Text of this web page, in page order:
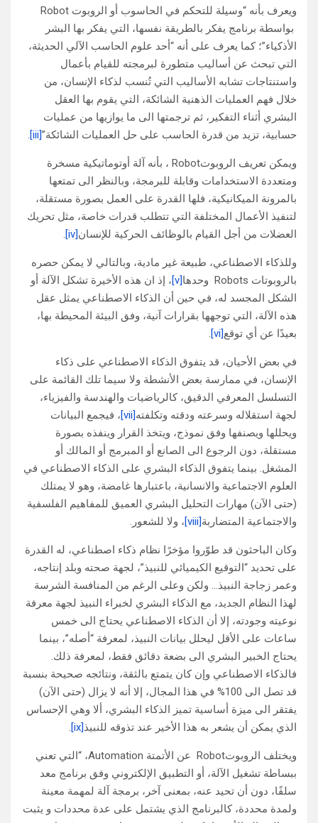
ويعرف بأنه “وسيلة للتحكم في الحاسوب أو الروبوت Robot
بواسطة برنامج يفكر بالطريقة نفسها، التي يفكر بها البشر
الأذكياء”؛ كما يعرف على أنه “أحد علوم الحاسب الآلي الحديثة،
التي تبحث عن أساليب متطورة لبرمجته للقيام بأعمال
واستنتاجات تشابه الأساليب التي تُنسب لذكاء الإنسان، من
خلال فهم العمليات الذهنية الشائكة، التي يقوم بها العقل
البشري أثناء التفكير، ثم ترجمتها الى ما يوازيها من عمليات
حسابية، تزيد من قدرة الحاسب على حل العمليات الشائكة”[iii]
.
ويمكن تعريف الروبوتRobot ، بأنه آلة أوتوماتيكية مسخرة
ومتعددة الاستخدامات وقابلة للبرمجة، وبالنظر الى تمتعها
بالمرونة الميكانيكية، فلها القدرة على العمل بصورة مستقلة،
لتنفيذ الأعمال المختلفة التي تتطلب قدرات خاصة، مثل تحريك
العضلات من أجل القيام بالوظائف الحركية للإنسان[iv]
.
وللذكاء الاصطناعي، طبيعة غير مادية، وبالتالي لا يمكن حصره
بالروبوتات Robots وحدها
[v]
، إذ ان هذه الأخيرة تشكل الآلة أو
الشكل المجسد له، في حين أن الذكاء الاصطناعي يمثل عقل
هذه الآلة، التي توجهها بقرارات آنية، وفق البيئة المحيطة بها،
بعيدًا عن أي توقع[vi]
.
في بعض الأحيان، قد يتفوق الذكاء الاصطناعي على ذكاء
الإنسان، في ممارسة بعض الأنشطة ولا سيما تلك القائمة على
التسلسل المعرفي الدقيق، كالرياضيات والهندسة والفيزياء،
لجهة استقلاله وسرعته ودقته وتكلفته[vii]
، فيجمع البيانات
ويحللها ويصنفها وفق نموذج، ويتخذ القرار وينفذه بصورة
مستقلة، دون الرجوع الى الصانع أو المبرمج أو المالك أو
المشغل. بينما يتفوق الذكاء البشري على الذكاء الاصطناعي في
العلوم الاجتماعية والانسانية، باعتبارها غامضة، وهو لا يمتلك
(حتى الآن) مهارات التحليل البشري العميق للمفاهيم الفلسفية
والاجتماعية المتضاربة[viii] ، ولا للشعور.
وكان الباحثون قد طوّروا مؤخرًا نظام ذكاء اصطناعي، له القدرة
على تحديد “التوقيع الكيميائي للنبيذ”، لجهة صحته وبلد إنتاجه،
وعمر زجاجة النبيذ… ولكن وعلى الرغم من المنافسة الشرسة
لهذا النظام الجديد، مع الذكاء البشري لخبراء النبيذ لجهة معرفة
نوعيته وجودته، إلا أن الذكاء الاصطناعي يحتاج الى خمس
ساعات على الأقل ليحلل بيانات النبيذ، لمعرفة “أصله”، بينما
يحتاج الخبير البشري الى بضعة دقائق فقط، لمعرفة ذلك.
فالذكاء الاصطناعي وإن كان يتمتع بالثقة، ونتائجه صحيحة بنسبة
قد تصل الى 100% في هذا المجال، إلا أنه لا يزال (حتى الآن)
يفتقر الى ميزة أساسية تميز الذكاء البشري، ألا وهي الإحساس
الذي يمكن أن يشعر به هذا الأخير عند تذوقه للنبيذ[ix]
.
ويختلف الروبوتRobot عن الأتمتة Automation، “التي تعني
ببساطة تشغيل الآلة، أو التطبيق الإلكتروني وفق برنامج معد
سلفًا، دون أن تحيد عنه، بمعنى آخر، برمجة آلة لمهمة معينة
ولمدة محددة، كالبرنامج الذي يشتمل على عدة محددات و يثبت